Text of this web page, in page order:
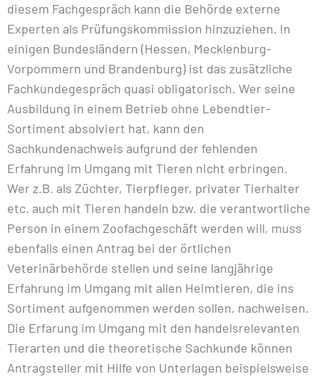
diesem Fachgespräch kann die Behörde externe
Experten als Prüfungskommission hinzuziehen. In
einigen Bundesländern (Hessen, Mecklenburg-
Vorpommern und Brandenburg) ist das zusätzliche
Fachkundegespräch quasi obligatorisch. Wer seine
Ausbildung in einem Betrieb ohne Lebendtier-
Sortiment absolviert hat, kann den
Sachkundenachweis aufgrund der fehlenden
Erfahrung im Umgang mit Tieren nicht erbringen.
Wer z.B. als Züchter, Tierpfleger, privater Tierhalter
etc. auch mit Tieren handeln bzw. die verantwortliche
Person in einem Zoofachgeschäft werden will, muss
ebenfalls einen Antrag bei der örtlichen
Veterinärbehörde stellen und seine langjährige
Erfahrung im Umgang mit allen Heimtieren, die ins
Sortiment aufgenommen werden sollen, nachweisen.
Die Erfarung im Umgang mit den handelsrelevanten
Tierarten und die theoretische Sachkunde können
Antragsteller mit Hilfe von Unterlagen beispielsweise